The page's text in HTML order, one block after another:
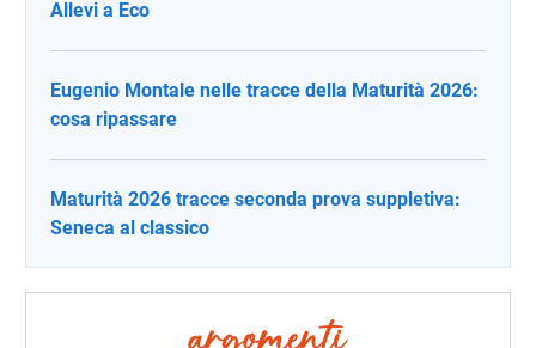
Allevi a Eco
Eugenio Montale nelle tracce della Maturità 2026:
cosa ripassare
Maturità 2026 tracce seconda prova suppletiva:
Seneca al classico